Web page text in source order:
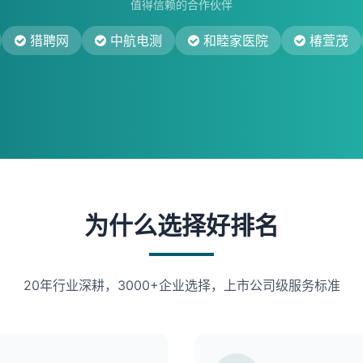
值得信赖的合作伙伴
猎聘网 中航电测 和睦家医院 椿萱茂
为什么选择好排名
20年行业深耕，3000+企业选择，上市公司级服务标准